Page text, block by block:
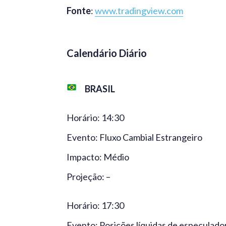
Fonte:www.tradingview.com
Calendário Diário
BRASIL
Horário: 14:30
Evento: Fluxo Cambial Estrangeiro
Impacto: Médio
Projeção: –
Horário: 17:30